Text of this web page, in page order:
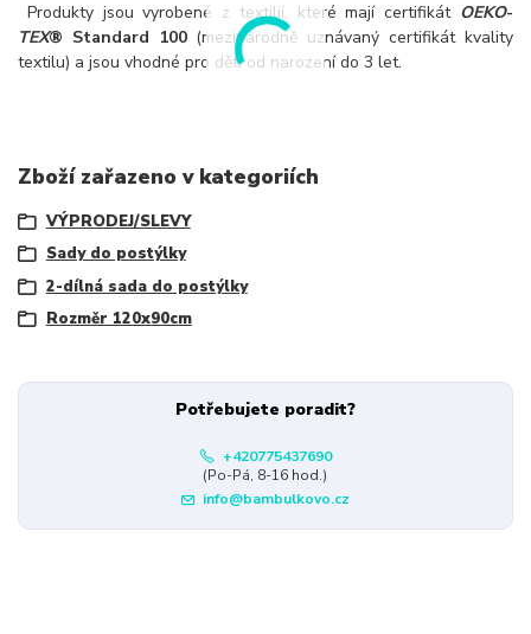
Produkty jsou vyrobené z textilií, které mají certifikát OEKO-
TEX® Standard 100(mezinárodně uznávaný certifikát kvality
textilu) a jsou vhodné pro děti od narození do 3 let.
Zboží zařazeno v kategoriích
VÝPRODEJ/SLEVY
Sady do postýlky
2-dílná sada do postýlky
Rozměr 120x90cm
Potřebujete poradit?
+420775437690
(Po-Pá, 8-16 hod.)
info@bambulkovo.cz